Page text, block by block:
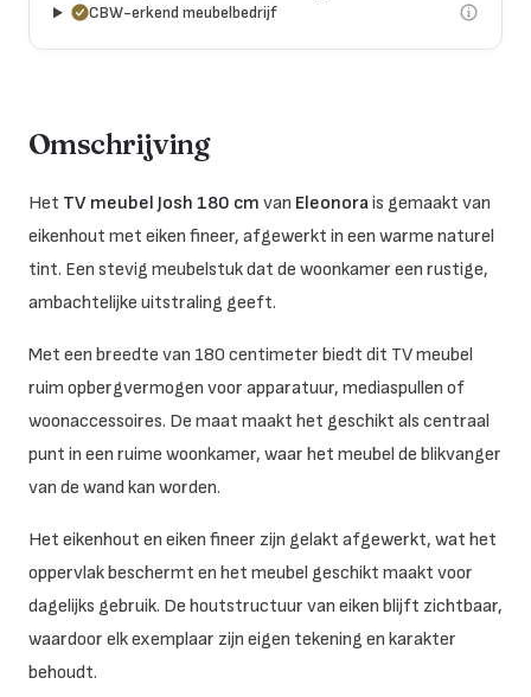
CBW-erkend meubelbedrijf
Omschrijving
Het TV meubel Josh 180 cm van Eleonora is gemaakt van
eikenhout met eiken fineer, afgewerkt in een warme naturel
tint. Een stevig meubelstuk dat de woonkamer een rustige,
ambachtelijke uitstraling geeft.
Met een breedte van 180 centimeter biedt dit TV meubel
ruim opbergvermogen voor apparatuur, mediaspullen of
woonaccessoires. De maat maakt het geschikt als centraal
punt in een ruime woonkamer, waar het meubel de blikvanger
van de wand kan worden.
Het eikenhout en eiken fineer zijn gelakt afgewerkt, wat het
oppervlak beschermt en het meubel geschikt maakt voor
dagelijks gebruik. De houtstructuur van eiken blijft zichtbaar,
waardoor elk exemplaar zijn eigen tekening en karakter
behoudt.